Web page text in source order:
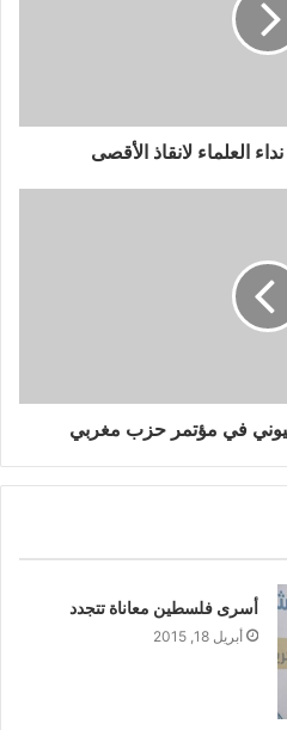
العلماء لانقاذ الأقصى
في مؤتمر حزب مغربي
أسرى فلسطين معاناة تتجدد
أبريل 18, 2015